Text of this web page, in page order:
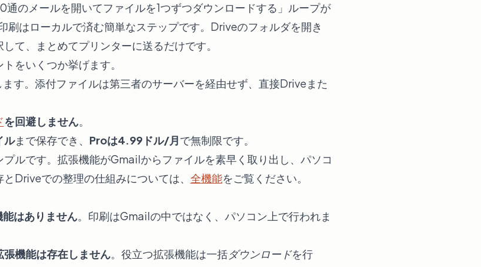
のメールを開いてファイルを1つずつダウンロードする」ループが
刷はローカルで済む簡単なステップです。Driveのフォルダを開き
て、まとめてプリンターに送るだけです。
をいくつか挙げます。
ます。添付ファイルは第三者のサーバーを経由せず、直接Driveまた
を回避しません。
ルまで保存でき、 Proは4.99ドル/月で無制限です。
ルです。拡張機能がGmailからファイルを素早く取り出し、パソコ
Driveでの整理の仕組みについては、 全機能をご覧ください。
はありません。印刷はGmailの中ではなく、パソコン上で行われま
機能は存在しません。役立つ拡張機能は一括ダウンロードを行